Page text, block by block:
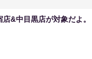
&中目黒店が対象だよ。